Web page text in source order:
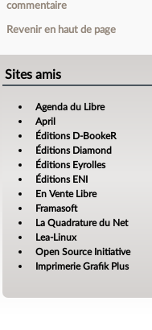
commentaire
Revenir en haut de page
Sites amis
Agenda du Libre
April
Éditions D-BookeR
Éditions Diamond
Éditions Eyrolles
Éditions ENI
En Vente Libre
Framasoft
La Quadrature du Net
Lea-Linux
Open Source Initiative
Imprimerie Grafik Plus